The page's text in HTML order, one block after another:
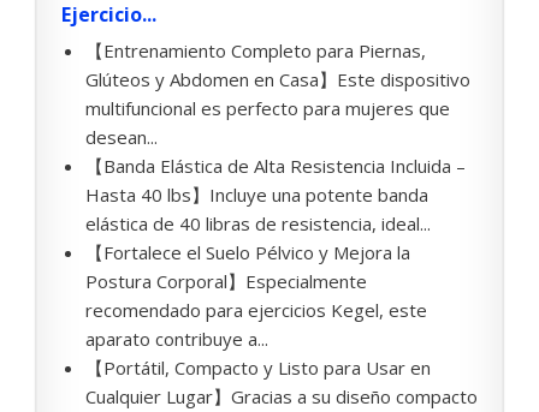
Ejercicio...
【Entrenamiento Completo para Piernas,
Glúteos y Abdomen en Casa】Este dispositivo
multifuncional es perfecto para mujeres que
desean...
【Banda Elástica de Alta Resistencia Incluida –
Hasta 40 lbs】Incluye una potente banda
elástica de 40 libras de resistencia, ideal...
【Fortalece el Suelo Pélvico y Mejora la
Postura Corporal】Especialmente
recomendado para ejercicios Kegel, este
aparato contribuye a...
【Portátil, Compacto y Listo para Usar en
Cualquier Lugar】Gracias a su diseño compacto